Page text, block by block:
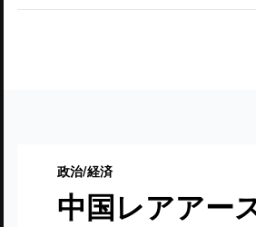
政治/経済
中国レアアー